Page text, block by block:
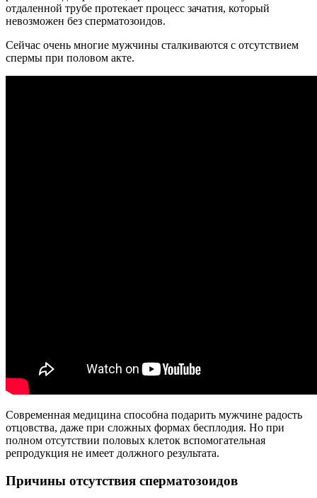
отдаленной трубе протекает процесс зачатия, который
невозможен без сперматозоидов.
Сейчас очень многие мужчины сталкиваются с отсутствием
спермы при половом акте.
Современная медицина способна подарить мужчине радость
отцовства, даже при сложных формах бесплодия. Но при
полном отсутствии половых клеток вспомогательная
репродукция не имеет должного результата.
Причины отсутствия сперматозоидов